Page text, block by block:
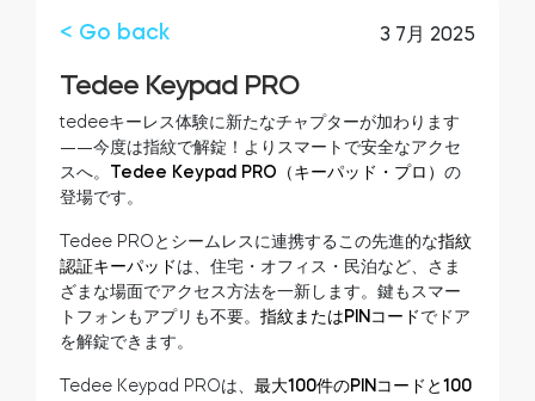
tedee door sensor
Home access
Tedee Keypad PRO
< Go back 3 7月 2025
Tedee Keypad PRO
tedeeキーレス体験に新たなチャプターが加わります
――今度は指紋で解錠！よりスマートで安全なアクセ
スへ。 Tedee Keypad PRO（キーパッド・プロ） の
登場です。
Tedee PROとシームレスに連携するこの先進的な指紋
認証キーパッド は、住宅・オフィス・民泊など、さま
ざまな場面でアクセス方法を一新します。鍵もスマー
トフォンもアプリも不要。 指紋またはPINコード でドア
を解錠できます。
Tedee Keypad PROは、 最大100件のPINコードと100